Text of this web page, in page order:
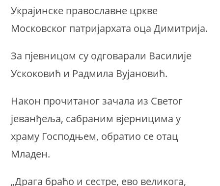
Украјинске православне цркве
Московског патријархата оца Димитрија.
За пјевницом су одговарали Василије
Ускоковић и Радмила Вујановић.
Након прочитаног зачала из Светог
јеванђеља, сабраним вјерницима у
храму Господњем, обратио се отац
Младен.
„Драга браћо и сестре, ево великога,